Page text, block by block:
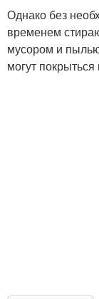
Однако без
временем
мусором и
могут